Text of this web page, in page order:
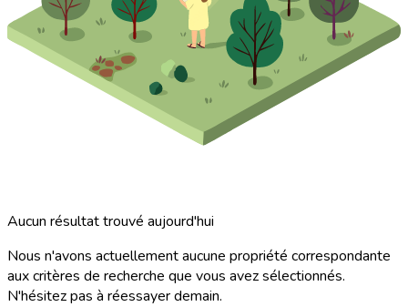
Aucun résultat trouvé aujourd'hui
Nous n'avons actuellement aucune propriété correspondante
aux critères de recherche que vous avez sélectionnés.
N'hésitez pas à réessayer demain.